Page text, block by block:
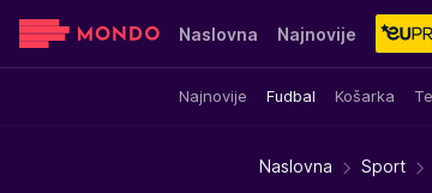
Naslovna Najnovije
Najnovije Fudbal Košarka
Sensa Stvar ukusa
Naslovna Sport